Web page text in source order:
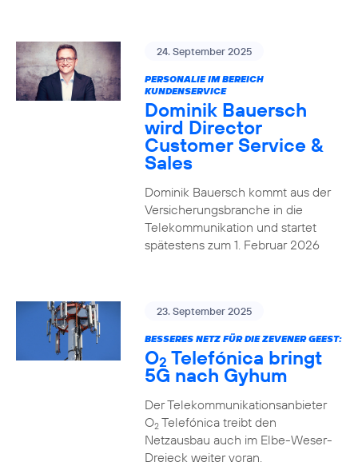
24. September 2025
PERSONALIE IM BEREICH
KUNDENSERVICE
Dominik Bauersch
wird Director
Customer Service &
Sales
Dominik Bauersch kommt aus der
Versicherungsbranche in die
Telekommunikation und startet
spätestens zum 1. Februar 2026
23. September 2025
BESSERES NETZ FÜR DIE ZEVENER GEEST:
O2 Telefónica bringt
5G nach Gyhum
Der Telekommunikationsanbieter
O2Telefónica treibt den
Netzausbau auch im Elbe-Weser-
Dreieck weiter voran.